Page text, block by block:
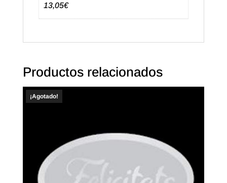
13,05€
Productos relacionados
¡Agotado!